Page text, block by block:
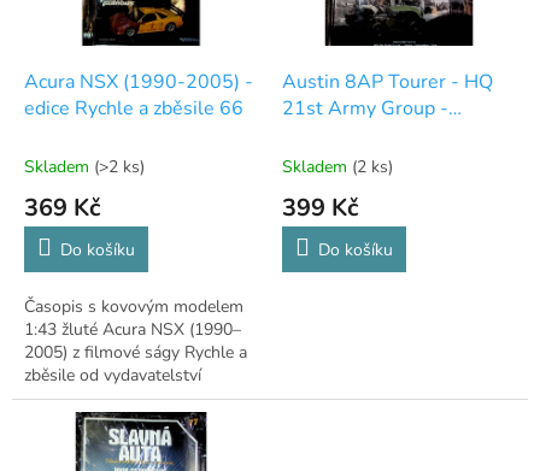
dAcura NSX (1990-2005) -
edice Rychle a zběsile 66
Skladem (>2 ks)
369 Kč
Do košíku
Časopis s kovovým modelem
1:43 žluté Acura NSX (1990–
2005) z filmové ságy Rychle a
zběsile od vydavatelství
DeAgostini.
Austin 8AP Tourer - HQ
21st Army Group -
kolekce Vojenské
války
Skladem (2 ks)
399 Kč
Do košíku